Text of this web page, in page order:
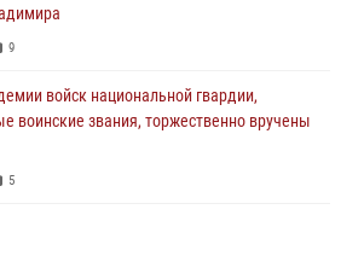
9
войск национальной гвардии,
воинские звания, торжественно вручены
5